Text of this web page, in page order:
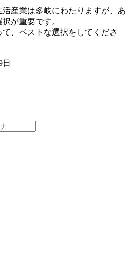
産業は多岐にわたりますが、あ
が重要です。
、ベストな選択をしてくださ